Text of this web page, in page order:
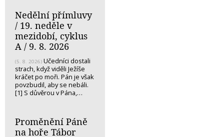
Nedělní přímluvy
/ 19. neděle v
mezidobí, cyklus
A / 9. 8. 2026
(5. 8. 2026) Učedníci dostali
strach, když viděli Ježíše
kráčet po moři. Pán je však
povzbudil, aby se nebáli.
[1] S důvěrou v Pána,…
Proměnění Páně
na hoře Tábor